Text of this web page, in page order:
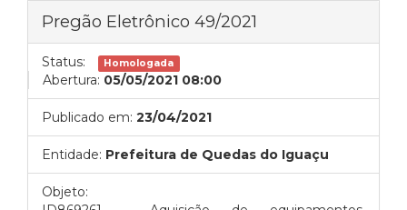
Pregão Eletrônico 49/2021
Status: Homologada
Abertura: 05/05/2021 08:00
Publicado em: 23/04/2021
Entidade: Prefeitura de Quedas do Iguaçu
Objeto: